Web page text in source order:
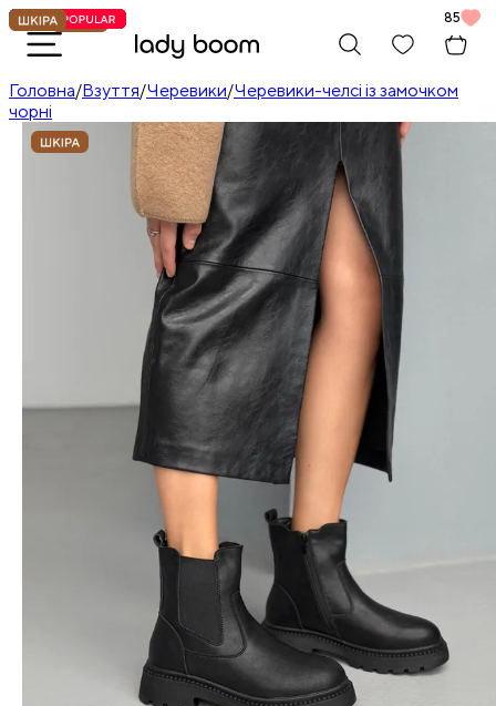
Головна/Взуття/Черевики/Черевики-челсі із замочком
чорні
85